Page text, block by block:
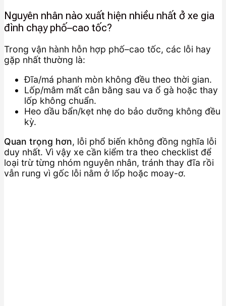
Nguyên nhân nào xuất hiện nhiều nhất ở xe gia
đình chạy phố–cao tốc?
Trong vận hành hỗn hợp phố–cao tốc, các lỗi hay
gặp nhất thường là:
Đĩa/má phanh mòn không đều theo thời gian.
Lốp/mâm mất cân bằng sau va ổ gà hoặc thay
lốp không chuẩn.
Heo dầu bẩn/kẹt nhẹ do bảo dưỡng không đều
kỳ.
Quan trọng hơn, lỗi phổ biến không đồng nghĩa lỗi
duy nhất. Vì vậy xe cần kiểm tra theo checklist để
loại trừ từng nhóm nguyên nhân, tránh thay đĩa rồi
vẫn rung vì gốc lỗi nằm ở lốp hoặc moay-ơ.